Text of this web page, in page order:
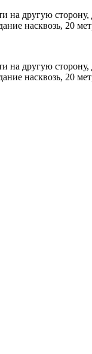
другую сторону,
насквозь, 20
другую сторону,
насквозь, 20